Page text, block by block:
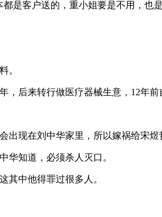
是客户送的，重小姐要是不用，也
。
后来转行做医疗器械生意，12年
出现在刘中华家里，所以嫁祸给宋煜
知道，必须杀人灭口。
其中他得罪过很多人。